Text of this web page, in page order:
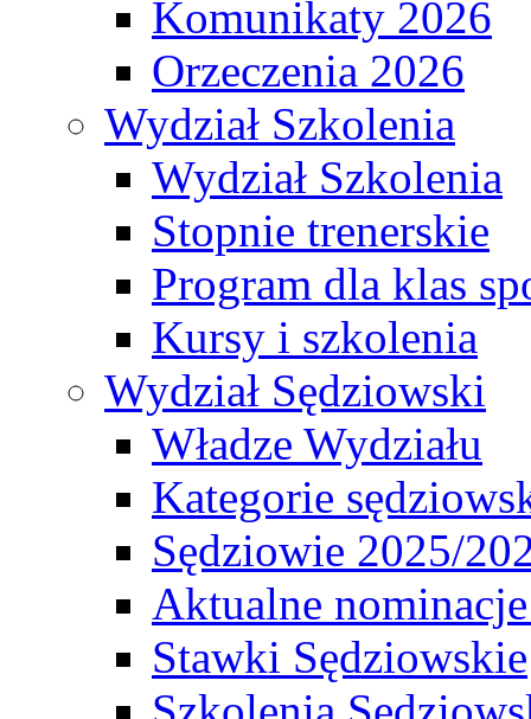
Komunikaty 2026
Orzeczenia 2026
Wydział Szkolenia
Wydział Szkolenia
Stopnie trenerskie
Program dla klas
Kursy i szkolenia
Wydział Sędziowski
Władze Wydziału
Kategorie
Sędziowie 2025/
Aktualne
Stawki Sędziowskie